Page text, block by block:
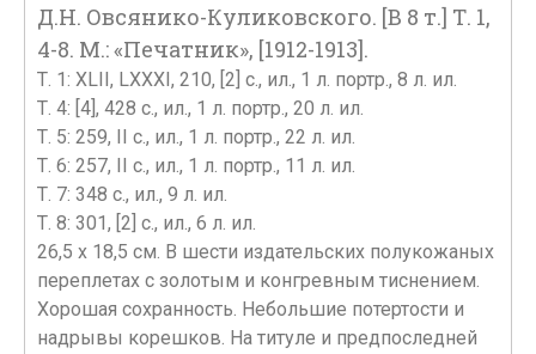
Д.Н. Овсянико-Куликовского. [В 8 т.] Т. 1,
4-8. М.: «Печатник», [1912-1913].
Т. 1: XLII, LXXXI, 210, [2] с., ил., 1 л. портр., 8 л. ил.
Т. 4: [4], 428 c., ил., 1 л. портр., 20 л. ил.
Т. 5: 259, II с., ил., 1 л. портр., 22 л. ил.
Т. 6: 257, II с., ил., 1 л. портр., 11 л. ил.
Т. 7: 348 с., ил., 9 л. ил.
Т. 8: 301, [2] с., ил., 6 л. ил.
26,5 х 18,5 см. В шести издательских полукожаных
переплетах с золотым и конгревным тиснением.
Хорошая сохранность. Небольшие потертости и
надрывы корешков. На титуле и предпоследней